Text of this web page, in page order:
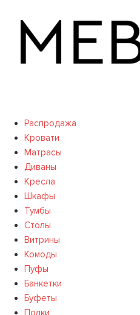
Распродажа
Кровати
Матрасы
Диваны
Кресла
Шкафы
Тумбы
Столы
Витрины
Комоды
Пуфы
Банкетки
Буфеты